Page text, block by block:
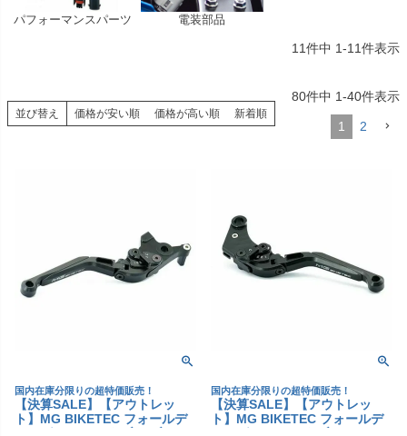
パフォーマンスパーツ 電装部品
11件中 1-11件表示
並び替え 価格が安い順 価格が高い順 新着順
80件中 1-40件表示
1 2
国内在庫分限りの超特価販売！
【決算SALE】【アウトレッ
ト】MG BIKETEC フォールデ
国内在庫分限りの超特価販売！
【決算SALE】【アウトレッ
ト】MG BIKETEC フォールデ